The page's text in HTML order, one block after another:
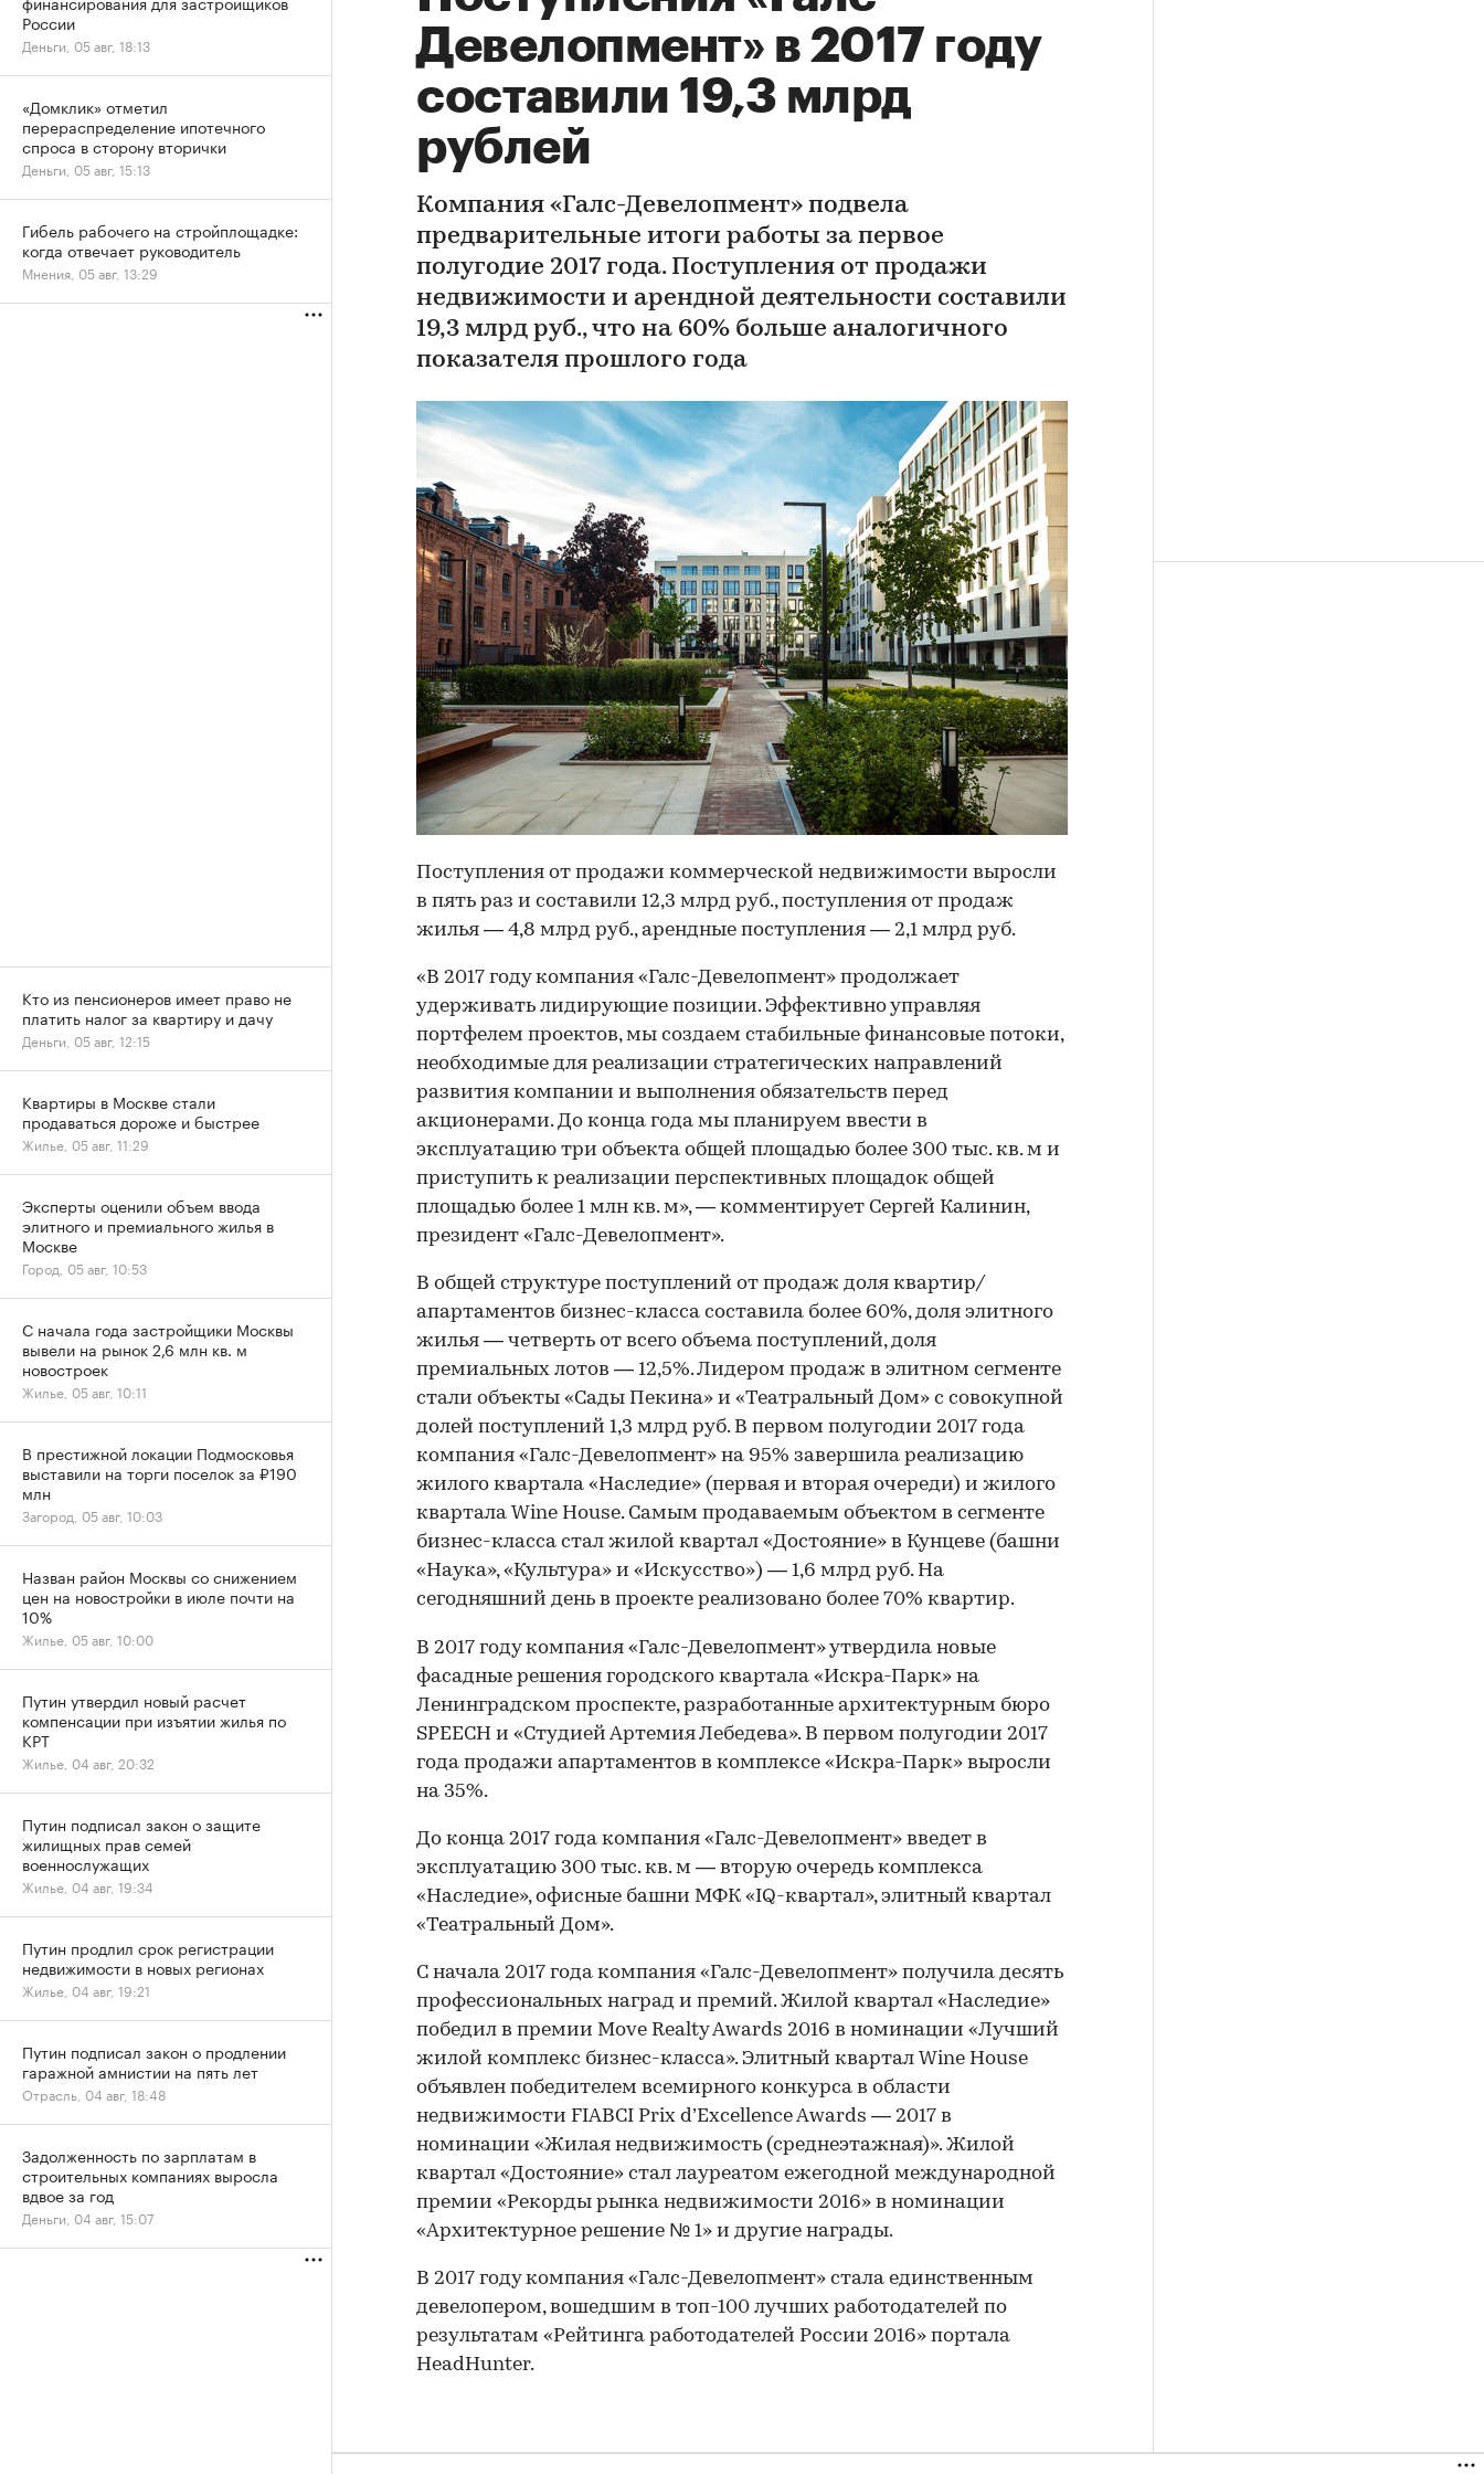
Девелопмент» в 2017 году
составили 19,3 млрд
рублей
Компания «Галс-Девелопмент» подвела
предварительные итоги работы за первое
полугодие 2017 года. Поступления от продажи
недвижимости и арендной деятельности составили
19,3 млрд руб., что на 60% больше аналогичного
показателя прошлого года
Поступления от продажи коммерческой недвижимости выросли
в пять раз и составили 12,3 млрд руб., поступления от продаж
жилья — 4,8 млрд руб., арендные поступления — 2,1 млрд руб.
«В 2017 году компания «Галс-Девелопмент» продолжает
удерживать лидирующие позиции. Эффективно управляя
портфелем проектов, мы создаем стабильные финансовые потоки,
необходимые для реализации стратегических направлений
развития компании и выполнения обязательств перед
акционерами. До конца года мы планируем ввести в
эксплуатацию три объекта общей площадью более 300 тыс. кв. м и
приступить к реализации перспективных площадок общей
площадью более 1 млн кв. м», — комментирует Сергей Калинин,
президент «Галс-Девелопмент».
В общей структуре поступлений от продаж доля квартир/
апартаментов бизнес-класса составила более 60%, доля элитного
жилья — четверть от всего объема поступлений, доля
премиальных лотов — 12,5%. Лидером продаж в элитном сегменте
стали объекты «Сады Пекина» и «Театральный Дом» с совокупной
долей поступлений 1,3 млрд руб. В первом полугодии 2017 года
компания «Галс-Девелопмент» на 95% завершила реализацию
жилого квартала «Наследие» (первая и вторая очереди) и жилого
квартала Wine House. Самым продаваемым объектом в сегменте
бизнес-класса стал жилой квартал «Достояние» в Кунцеве (башни
«Наука», «Культура» и «Искусство») — 1,6 млрд руб. На
сегодняшний день в проекте реализовано более 70% квартир.
00:00 / 00:00
В 2017 году компания «Галс-Девелопмент» утвердила новые
фасадные решения городского квартала «Искра-Парк» на
Ленинградском проспекте, разработанные архитектурным бюро
SPEECH и «Студией Артемия Лебедева». В первом полугодии 2017
года продажи апартаментов в комплексе «Искра-Парк» выросли
на 35%.
До конца 2017 года компания «Галс-Девелопмент» введет в
эксплуатацию 300 тыс. кв. м — вторую очередь комплекса
«Наследие», офисные башни МФК «IQ-квартал», элитный квартал
«Театральный Дом».
С начала 2017 года компания «Галс-Девелопмент» получила десять
профессиональных наград и премий. Жилой квартал «Наследие»
победил в премии Move Realty Awards 2016 в номинации «Лучший
жилой комплекс бизнес-класса». Элитный квартал Wine House
объявлен победителем всемирного конкурса в области
недвижимости FIABCI Prix d’Excellence Awards — 2017 в
номинации «Жилая недвижимость (среднеэтажная)». Жилой
квартал «Достояние» стал лауреатом ежегодной международной
премии «Рекорды рынка недвижимости 2016» в номинации
«Архитектурное решение № 1» и другие награды.
В 2017 году компания «Галс-Девелопмент» стала единственным
девелопером, вошедшим в топ-100 лучших работодателей по
результатам «Рейтинга работодателей России 2016» портала
HeadHunter.
России
Деньги, 05 авг, 18:13
«Домклик» отметил
перераспределение ипотечного
спроса в сторону вторички
Деньги, 05 авг, 15:13
Гибель рабочего на стройплощадке:
когда отвечает руководитель
Мнения, 05 авг, 13:29
Кто из пенсионеров имеет право не
платить налог за квартиру и дачу
Деньги, 05 авг, 12:15
Квартиры в Москве стали
продаваться дороже и быстрее
Жилье, 05 авг, 11:29
Эксперты оценили объем ввода
элитного и премиального жилья в
Москве
Город, 05 авг, 10:53
С начала года застройщики Москвы
вывели на рынок 2,6 млн кв. м
новостроек
Жилье, 05 авг, 10:11
В престижной локации Подмосковья
выставили на торги поселок за ₽190
млн
Загород, 05 авг, 10:03
Назван район Москвы со снижением
цен на новостройки в июле почти на
10%
Жилье, 05 авг, 10:00
Путин утвердил новый расчет
компенсации при изъятии жилья по
КРТ
Жилье, 04 авг, 20:32
Путин подписал закон о защите
жилищных прав семей
военнослужащих
Жилье, 04 авг, 19:34
Путин продлил срок регистрации
недвижимости в новых регионах
Жилье, 04 авг, 19:21
Путин подписал закон о продлении
гаражной амнистии на пять лет
Отрасль, 04 авг, 18:48
Задолженность по зарплатам в
строительных компаниях выросла
вдвое за год
Деньги, 04 авг, 15:07